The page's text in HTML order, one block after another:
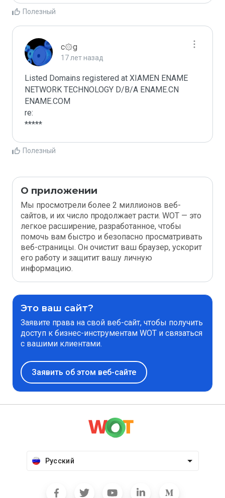
Полезный
c۞g
17 лет назад
Listed Domains registered at XIAMEN ENAME
NETWORK TECHNOLOGY D/B/A ENAME.CN
ENAME.COM
re:
*****
Полезный
О приложении
Мы просмотрели более 2 миллионов веб-
сайтов, и их число продолжает расти. WOT — это
легкое расширение, разработанное, чтобы
помочь вам быстро и безопасно просматривать
веб-страницы. Он очистит ваш браузер, ускорит
его работу и защитит вашу личную
информацию.
Это ваш сайт?
Заявите права на свой веб-сайт, чтобы получить
доступ к бизнес-инструментам WOT и связаться
с вашими клиентами.
Заявить об этом веб-сайте
Русский